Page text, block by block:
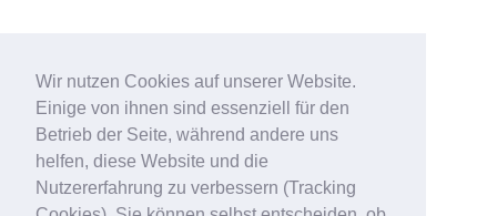
Wir nutzen Cookies auf unserer Website.
Einige von ihnen sind essenziell für den
Betrieb der Seite, während andere uns
helfen, diese Website und die
Nutzererfahrung zu verbessern (Tracking